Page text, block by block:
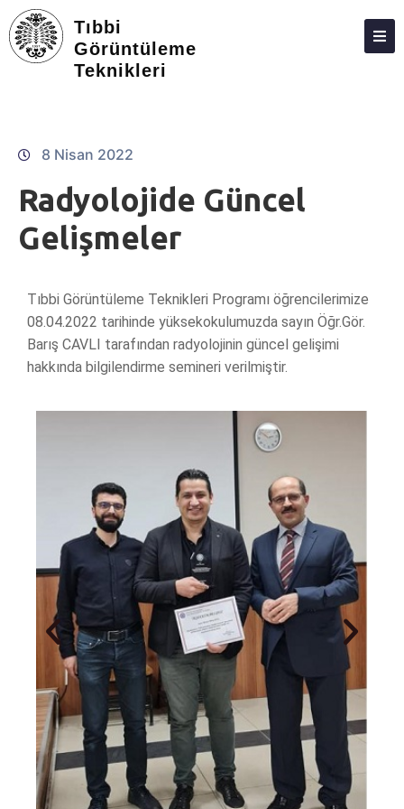
Tıbbi
Görüntüleme
Teknikleri
HAKKIMIZDA
STAJ
DERS PROGRAMI
8 Nisan 2022
Radyolojide Güncel
Gelişmeler
Tıbbi Görüntüleme Teknikleri Programı öğrencilerimize
08.04.2022 tarihinde yüksekokulumuzda sayın Öğr.Gör.
Barış CAVLI tarafından radyolojinin güncel gelişimi
hakkında bilgilendirme semineri verilmiştir.